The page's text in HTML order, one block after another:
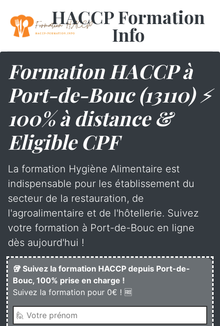
HACCP Formation
Info
Formation HACCP à
Port-de-Bouc (13110) ⚡
100% à distance &
Eligible CPF
La formation Hygiène Alimentaire est
indispensable pour les établissement du
secteur de la restauration, de
l'agroalimentaire et de l'hôtellerie. Suivez
votre formation à Port-de-Bouc en ligne
dès aujourd'hui !
🥡 Suivez la formation HACCP depuis Port-de-
Bouc, 100% prise en charge !
Suivez la formation pour 0€ ! 🆓